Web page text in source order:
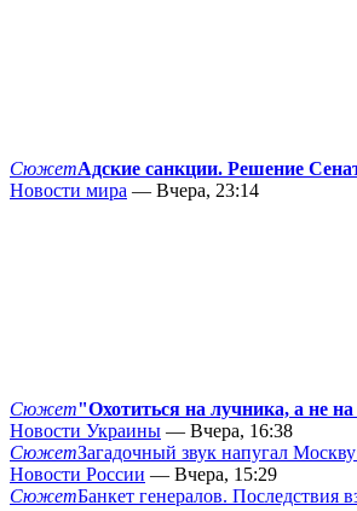
СюжетАдские санкции. Решение
Новости мира — Вчера, 23:14
Сюжет"Охотиться на лучника, а не
Новости Украины — Вчера, 16:38
СюжетЗагадочный звук напугал
Новости России — Вчера, 15:29
СюжетБанкет генералов. Последствия